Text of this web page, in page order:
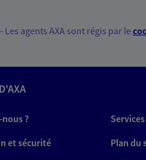
- Les agents AXA sont régis par le
?
et sécurité
Plan du